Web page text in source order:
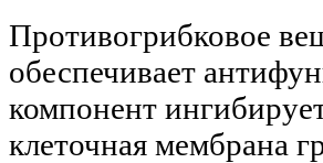
Противогрибковое
обеспечивает
компонент
клеточная мембрана